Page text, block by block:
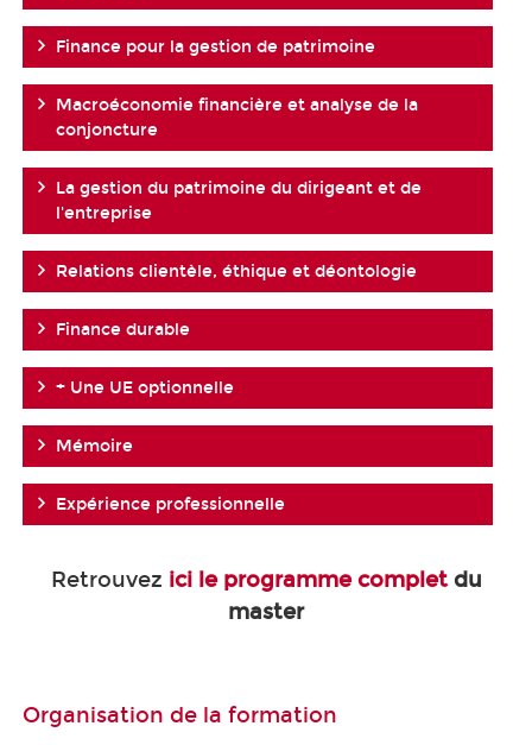
Finance pour la gestion de patrimoine
Macroéconomie financière et analyse de la
conjoncture
La gestion du patrimoine du dirigeant et de
l'entreprise
Relations clientèle, éthique et déontologie
Finance durable
+ Une UE optionnelle
Mémoire
Expérience professionnelle
Retrouvez ici le programme completdu
master
Organisation de la formation